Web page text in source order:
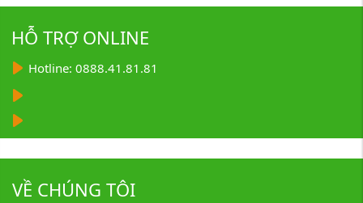
HỖ TRỢ ONLINE
Hotline: 0888.41.81.81
VỀ CHÚNG TÔI